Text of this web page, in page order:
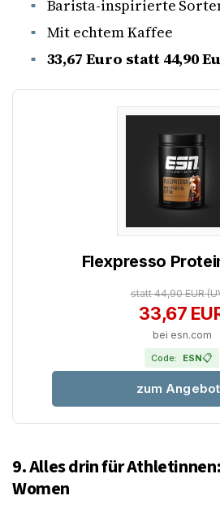
Barista-inspirierte
Mit echtem Kaffee
33,67 Euro statt 44,90
Flexpresso
statt 44,90 EUR
33,67
bei esn.com
Code: ESN📋
zum Angebot
9. Alles drin für
Women